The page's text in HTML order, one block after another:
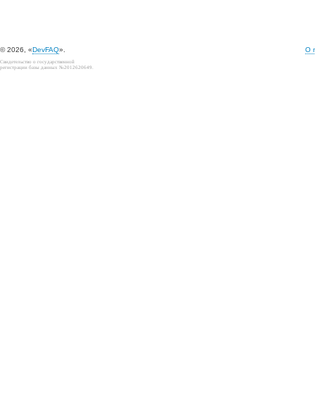
© 2026, «DevFAQ». О
Свидетельство о государственной
регистрации базы данных №2012620649.